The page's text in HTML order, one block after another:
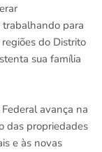
para
do Distrito
sua família
avança na
das propriedades
e às novas